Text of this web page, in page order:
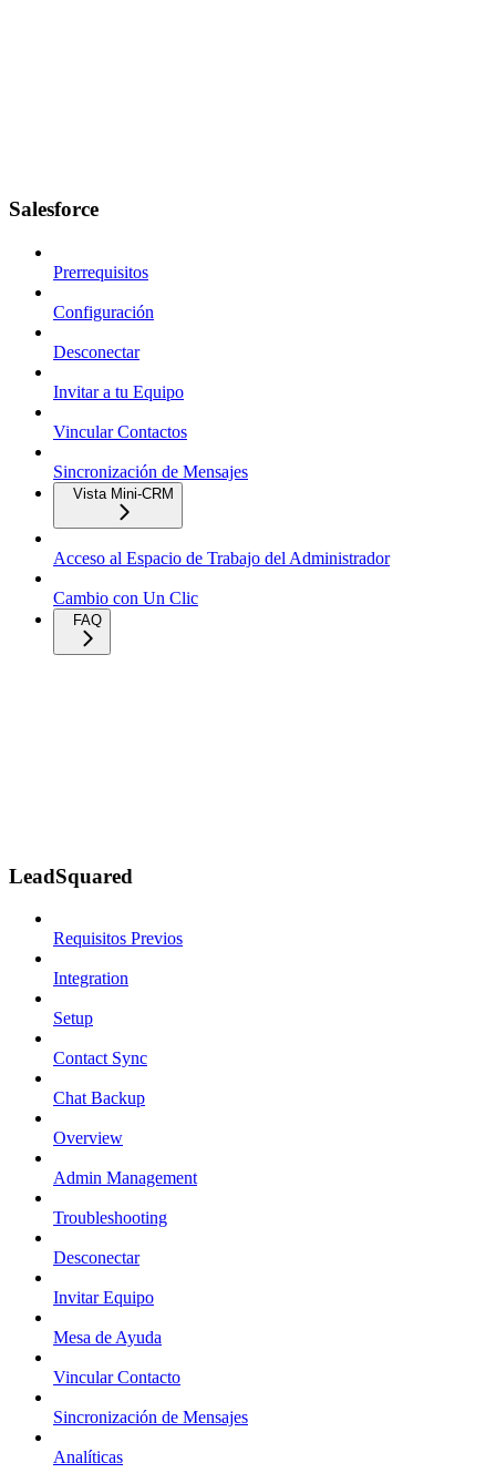
Salesforce
Prerrequisitos
Configuración
Desconectar
Invitar a tu Equipo
Vincular Contactos
Sincronización de Mensajes
Vista Mini-CRM
Acceso al Espacio de Trabajo del Administrador
Cambio con Un Clic
FAQ
LeadSquared
Requisitos Previos
Integration
Setup
Contact Sync
Chat Backup
Overview
Admin Management
Troubleshooting
Desconectar
Invitar Equipo
Mesa de Ayuda
Vincular Contacto
Sincronización de Mensajes
Analíticas